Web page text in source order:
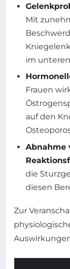
Mit
im
Frauen
auf den
Abnahme
die
diesen
Zur